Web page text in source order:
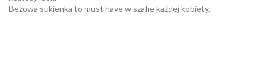
Beżowa sukienka to must have w szafie każdej kobiety.